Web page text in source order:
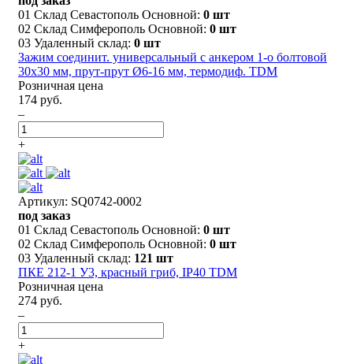
01 Склад Севастополь Основной: 0 шт
02 Склад Симферополь Основной: 0 шт
03 Удаленный склад: 0 шт
Зажим соединит. универсальный с анкером 1-о болтовой
30х30 мм, прут-прут Ø6-16 мм, термодиф. TDM
Розничная цена
174 руб.
–
+
Артикул: SQ0742-0002
под заказ
01 Склад Севастополь Основной: 0 шт
02 Склад Симферополь Основной: 0 шт
03 Удаленный склад: 121 шт
ПКЕ 212-1 У3, красный гриб, IP40 TDM
Розничная цена
274 руб.
–
+